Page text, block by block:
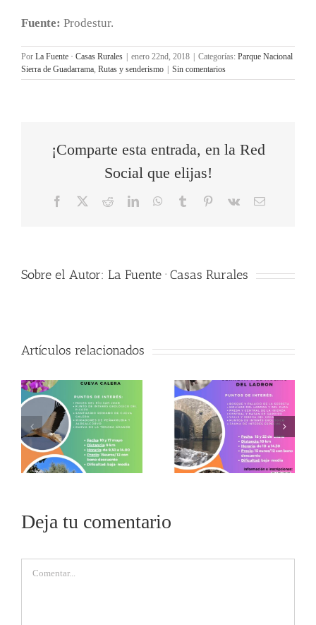
Fuente: Prodestur.
Por La Fuente · Casas Rurales | enero 22nd, 2018 | Categorías: Parque Nacional
Sierra de Guadarrama Rutas y senderismo | Sin comentarios
¡Comparte esta entrada, en la Red
Social que elijas!
Facebook RedditLinkedInWhatsApp
Tumblr Pinterest
Vk
Correo
Sobre el Autor: La Fuente · Casas Rurales
Artículos relacionados
Deja tu comentario